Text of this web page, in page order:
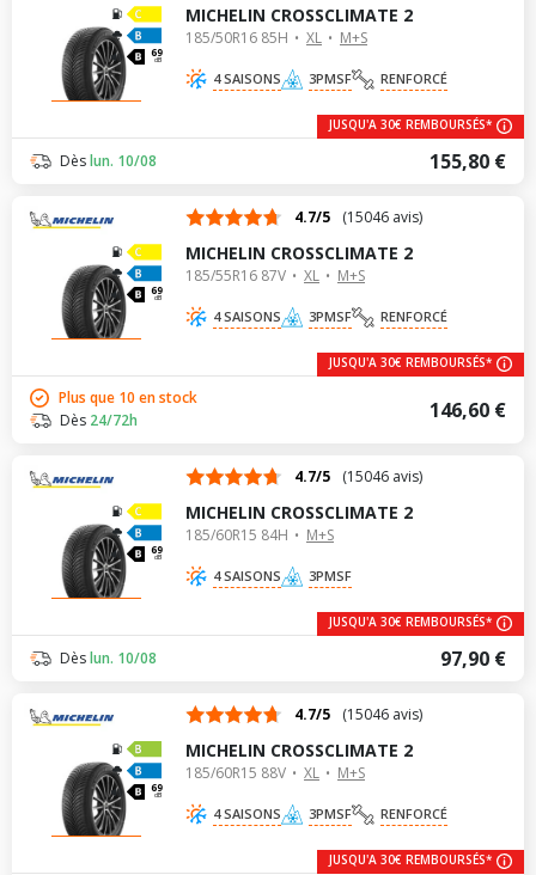
69
dB
MICHELIN CROSSCLIMATE 2
185/50R16 85H XL M+S
4 SAISONS 3PMSF RENFORCÉ
155,80 €
Dèslun. 10/08
JUSQU'A 30€ REMBOURSÉS*
69
dB
4.7/5 (15046 avis)
MICHELIN CROSSCLIMATE 2
185/55R16 87V XL M+S
4 SAISONS 3PMSF RENFORCÉ
146,60 €
Plus que 10 en stock
Dès 24/72h
JUSQU'A 30€ REMBOURSÉS*
69
dB
4.7/5 (15046 avis)
MICHELIN CROSSCLIMATE 2
185/60R15 84H M+S
4 SAISONS 3PMSF
97,90 €
Dèslun. 10/08
JUSQU'A 30€ REMBOURSÉS*
69
dB
4.7/5 (15046 avis)
MICHELIN CROSSCLIMATE 2
185/60R15 88V XL M+S
4 SAISONS 3PMSF RENFORCÉ
JUSQU'A 30€ REMBOURSÉS*